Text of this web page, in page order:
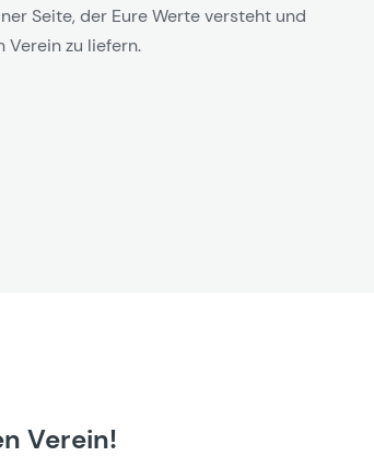
Seite, der Eure Werte versteht und
Verein zu liefern.
Verein!